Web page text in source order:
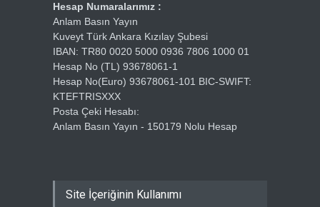
Hesap Numaralarımız :
Anlam Basın Yayın
Kuveyt Türk Ankara Kızılay Şubesi
IBAN: TR80 0020 5000 0936 7806 1000 01
Hesap No (TL) 93678061-1
Hesap No(Euro) 93678061-101 BIC-SWIFT:
KTEFTRISXXX
Posta Çeki Hesabı:
Anlam Basın Yayın - 150179 Nolu Hesap
Site İçeriğinin Kullanımı